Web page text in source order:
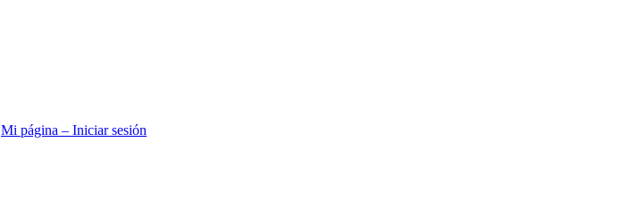
Mi página – Iniciar sesión